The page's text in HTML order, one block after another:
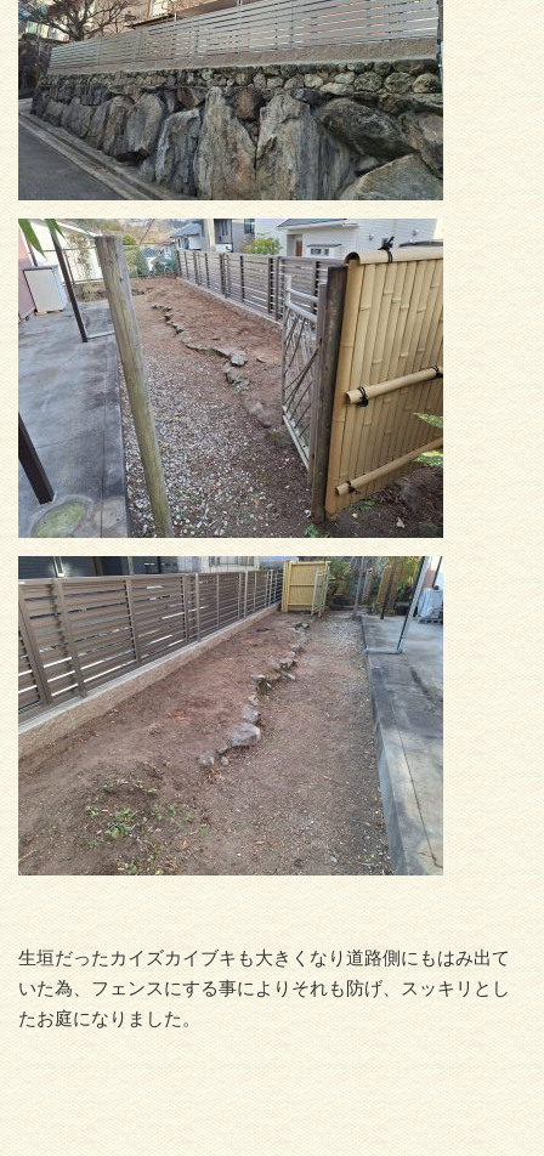
生垣だったカイズカイブキも大きくなり道路側にもはみ出て
いた為、フェンスにする事によりそれも防げ、スッキリとし
たお庭になりました。